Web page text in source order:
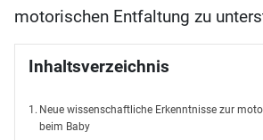
motorischen Entfaltung zu
Inhaltsverzeichnis
Neue wissenschaftliche Erkenntnisse zur
beim Baby